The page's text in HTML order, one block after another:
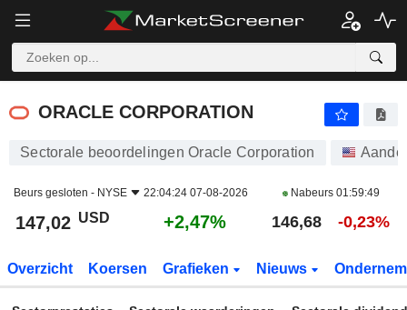
ORACLE CORPORATION
ORACLE CORPORATION
Sectorale beoordelingen Oracle Corporation
Beurs gesloten - NYSE 22:04:24 07-08-2026 Nabeurs 01:59:49
147,02 USD +2,47% 146,68 -0,23%
Overzicht Koersen Grafieken Nieuws